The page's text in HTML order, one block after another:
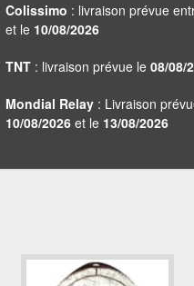
Colissimo : livraison prévue
et le 10/08/2026
TNT : livraison prévue le 08/08/
Mondial Relay : Livraison
10/08/2026 et le 13/08/2026